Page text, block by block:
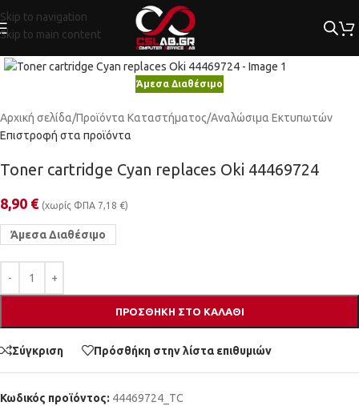
Skip to navigation
Skip to main content
Κλικ για μεγέθυνση
Άμεσα Διαθέσιμο
Αρχική σελίδα/Προϊόντα Καταστήματος/Αναλώσιμα Εκτυπωτών
Επιστροφή στα προϊόντα
Toner cartridge Cyan replaces Oki 44469724
8,90 € (χωρίς ΦΠΑ 7,18 €)
Άμεσα Διαθέσιμο
ΠΡΟΣΘΉΚΗ ΣΤΟ ΚΑΛΆΘΙ
Σύγκριση Πρόσθήκη στην λίστα επιθυμιών
Κωδικός προϊόντος: 44469724_TC